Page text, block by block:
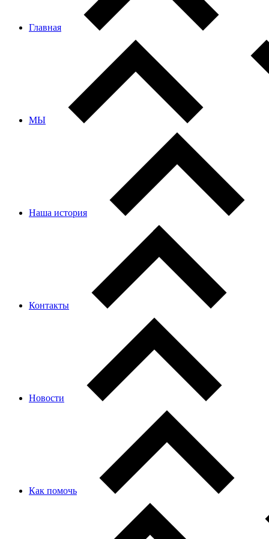
Главная
МЫ
Наша история
Контакты
Новости
Как помочь